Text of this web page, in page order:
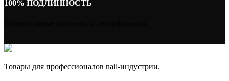
100% ПОДЛИННОСТЬ
Товары для профессионалов nail-индустрии.